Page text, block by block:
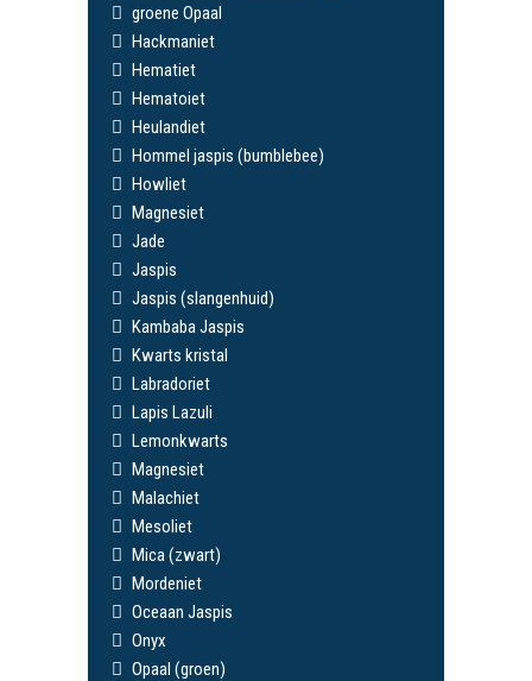
groene Opaal
Hackmaniet
Hematiet
Hematoiet
Heulandiet
Hommel jaspis (bumblebee)
Howliet
Magnesiet
Jade
Jaspis
Jaspis (slangenhuid)
Kambaba Jaspis
Kwarts kristal
Labradoriet
Lapis Lazuli
Lemonkwarts
Magnesiet
Malachiet
Mesoliet
Mica (zwart)
Mordeniet
Oceaan Jaspis
Onyx
Opaal (groen)